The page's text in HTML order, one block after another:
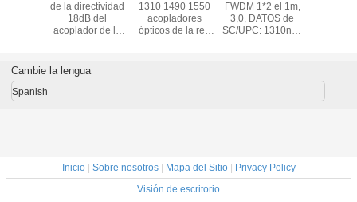
de
de la directividad
18dB del
acoplador de la
conectores óptico
del WDM FBT
1310 1490 1550
acopladores
ópticos de la red
1×2
FWDM 1*2 el 1m,
3,0, DATOS de
SC/UPC: 1310nm,
de la TV 1550nm
Cambie la lengua
Spanish
Inicio| Sobre nosotros| Mapa del Sitio|
Privacy Policy
Visión de escritorio